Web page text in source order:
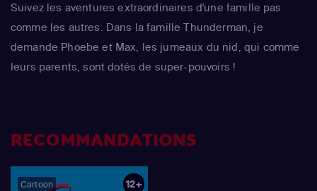
Suivez les aventures extraordinaires d'une famille pas
comme les autres. Dans la famille Thunderman, je
demande Phoebe et Max, les jumeaux du nid, qui comme
leurs parents, sont dotés de super-pouvoirs !
RECOMMANDATIONS
Cartoon
12+